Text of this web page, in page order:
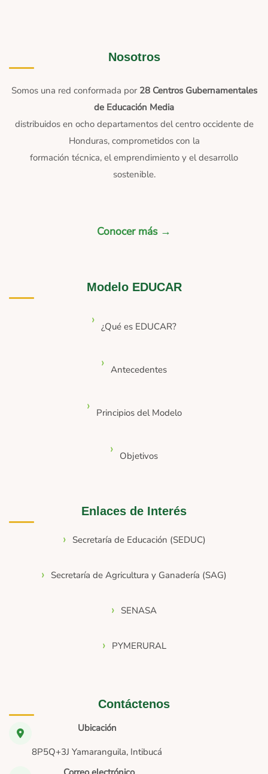
Nosotros
Somos una red conformada por 28 Centros Gubernamentales
de Educación Media
distribuidos en ocho departamentos del centro occidente de
Honduras, comprometidos con la
formación técnica, el emprendimiento y el desarrollo
sostenible.
Conocer más →
Modelo EDUCAR
¿Qué es EDUCAR?
Antecedentes
Principios del Modelo
Objetivos
Enlaces de Interés
Secretaría de Educación (SEDUC)
Secretaría de Agricultura y Ganadería (SAG)
SENASA
PYMERURAL
Contáctenos
Ubicación
8P5Q+3J Yamaranguila, Intibucá